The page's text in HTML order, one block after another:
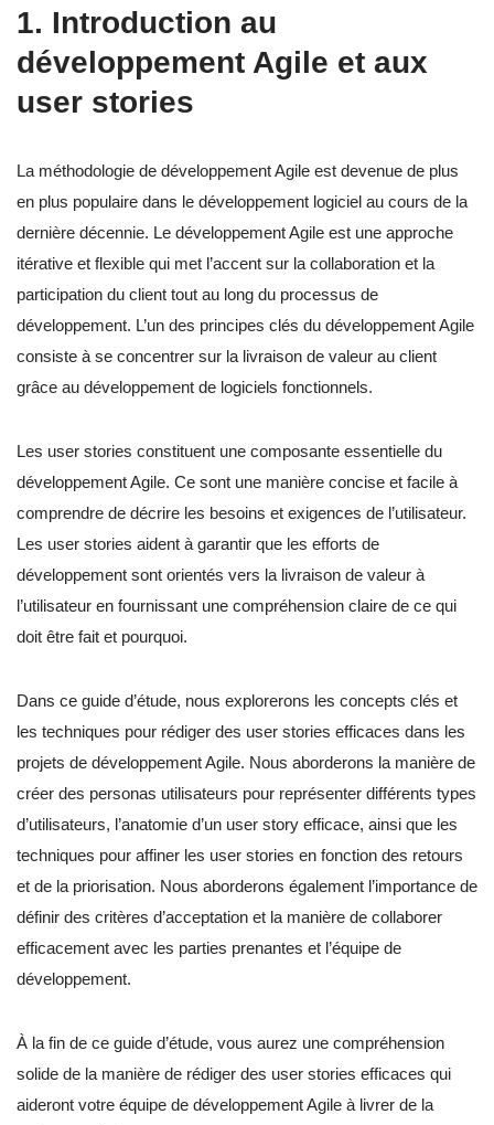
1. Introduction au
développement Agile et aux
user stories
La méthodologie de développement Agile est devenue de plus
en plus populaire dans le développement logiciel au cours de la
dernière décennie. Le développement Agile est une approche
itérative et flexible qui met l’accent sur la collaboration et la
participation du client tout au long du processus de
développement. L’un des principes clés du développement Agile
consiste à se concentrer sur la livraison de valeur au client
grâce au développement de logiciels fonctionnels.
Les user stories constituent une composante essentielle du
développement Agile. Ce sont une manière concise et facile à
comprendre de décrire les besoins et exigences de l’utilisateur.
Les user stories aident à garantir que les efforts de
développement sont orientés vers la livraison de valeur à
l’utilisateur en fournissant une compréhension claire de ce qui
doit être fait et pourquoi.
Dans ce guide d’étude, nous explorerons les concepts clés et
les techniques pour rédiger des user stories efficaces dans les
projets de développement Agile. Nous aborderons la manière de
créer des personas utilisateurs pour représenter différents types
d’utilisateurs, l’anatomie d’un user story efficace, ainsi que les
techniques pour affiner les user stories en fonction des retours
et de la priorisation. Nous aborderons également l’importance de
définir des critères d’acceptation et la manière de collaborer
efficacement avec les parties prenantes et l’équipe de
développement.
À la fin de ce guide d’étude, vous aurez une compréhension
solide de la manière de rédiger des user stories efficaces qui
aideront votre équipe de développement Agile à livrer de la